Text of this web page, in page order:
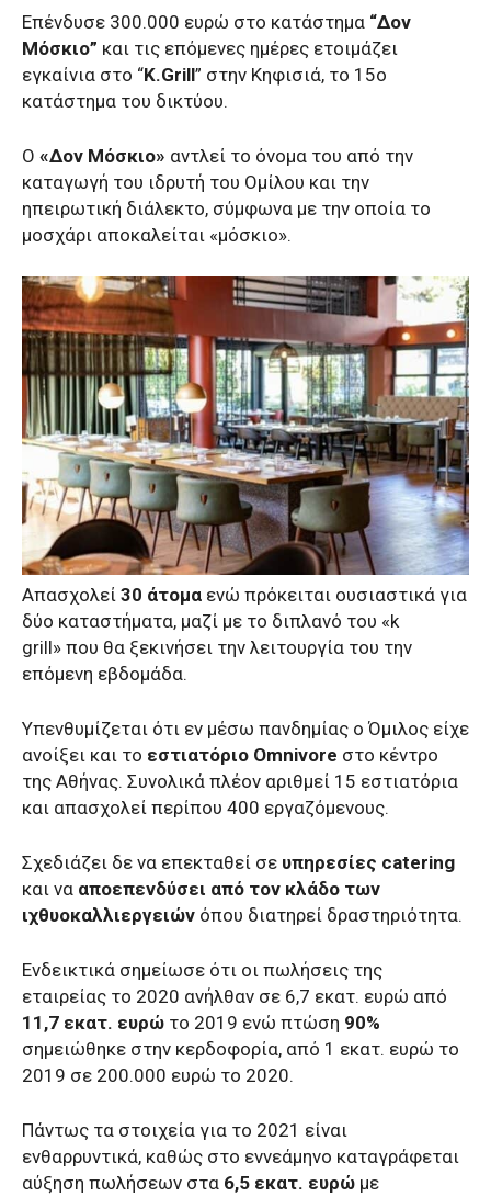
Επένδυσε 300.000 ευρώ στο κατάστημα “Δον
Μόσκιο” και τις επόμενες ημέρες ετοιμάζει
εγκαίνια στο “K.Grill” στην Κηφισιά, το 15ο
κατάστημα του δικτύου.
Ο «Δον Μόσκιο» αντλεί το όνομα του από την
καταγωγή του ιδρυτή του Ομίλου και την
ηπειρωτική διάλεκτο, σύμφωνα με την οποία το
μοσχάρι αποκαλείται «μόσκιο».
Απασχολεί 30 άτομα ενώ πρόκειται ουσιαστικά για
δύο καταστήματα, μαζί με το διπλανό του «k
grill» που θα ξεκινήσει την λειτουργία του την
επόμενη εβδομάδα.
Υπενθυμίζεται ότι εν μέσω πανδημίας ο Όμιλος είχε
ανοίξει και το εστιατόριο Omnivore στο κέντρο
της Αθήνας. Συνολικά πλέον αριθμεί 15 εστιατόρια
και απασχολεί περίπου 400 εργαζόμενους.
Σχεδιάζει δε να επεκταθεί σε υπηρεσίες catering
και να αποεπενδύσει από τον κλάδο των
ιχθυοκαλλιεργειών όπου διατηρεί δραστηριότητα.
Ενδεικτικά σημείωσε ότι οι πωλήσεις της
εταιρείας το 2020 ανήλθαν σε 6,7 εκατ. ευρώ από
11,7 εκατ. ευρώ το 2019 ενώ πτώση 90%
σημειώθηκε στην κερδοφορία, από 1 εκατ. ευρώ το
2019 σε 200.000 ευρώ το 2020.
Πάντως τα στοιχεία για το 2021 είναι
ενθαρρυντικά, καθώς στο εννεάμηνο καταγράφεται
αύξηση πωλήσεων στα 6,5 εκατ. ευρώ με